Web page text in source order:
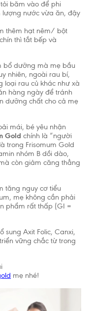
băm vào để phi
lượng nước vừa ăn, đậy
thêm hạt nêm/ bột
thì tắt bếp và
bổ dưỡng mà mẹ bầu
nhiên, ngoài rau bí,
loại rau củ khác như xà
hàng ngày để tránh
dưỡng chất cho cả mẹ
mái, bé yêu nhận
Gold chính là “người
trong Frisomum Gold
nhóm B dồi dào,
còn giảm căng thẳng
tăng nguy cơ tiểu
mẹ không cần phải
phẩm rất thấp (GI =
sung Axit Folic, Canxi,
vững chắc từ trong
mẹ nhé!